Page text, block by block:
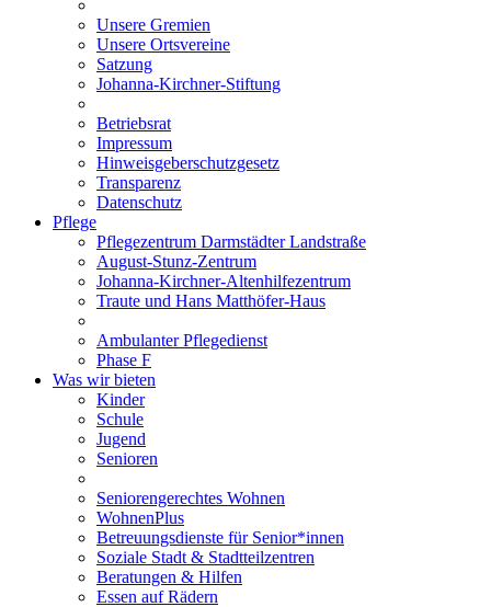
Unsere Gremien
Unsere Ortsvereine
Satzung
Johanna-Kirchner-Stiftung
Betriebsrat
Impressum
Hinweisgeberschutzgesetz
Transparenz
Datenschutz
Pflege
Pflegezentrum Darmstädter Landstraße
August-Stunz-Zentrum
Johanna-Kirchner-Altenhilfezentrum
Traute und Hans Matthöfer-Haus
Ambulanter Pflegedienst
Phase F
Was wir bieten
Kinder
Schule
Jugend
Senioren
Seniorengerechtes Wohnen
WohnenPlus
Betreuungsdienste für Senior*innen
Soziale Stadt & Stadtteilzentren
Beratungen & Hilfen
Essen auf Rädern